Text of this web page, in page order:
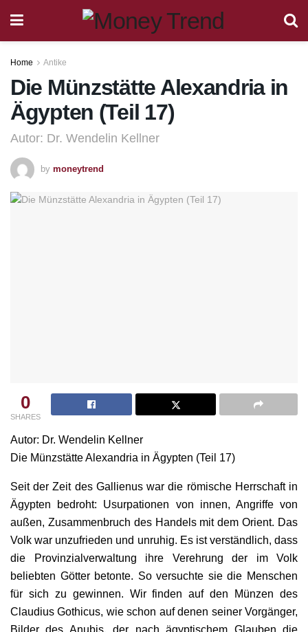
Home Antike
Die Münzstätte Alexandria in
Ägypten (Teil 17)
Autor: Dr. Wendelin Kellner
by moneytrend
0
SHARES
Autor: Dr. Wendelin Kellner
Die Münzstätte Alexandria in Ägypten (Teil 17)
Seit der Zeit des Gallienus war die römische Herrschaft in
Ägypten bedroht: Usurpationen von innen, Angriffe von
außen, Zusammenbruch des Handels mit dem Orient. Das
Volk war unzufrieden und unruhig. Es ist verständlich, dass
die Provinzialverwaltung ihre Verehrung der im Volk
beliebten Götter betonte. So versuchte sie die Menschen
für sich zu gewinnen. Wir finden auf den Münzen des
Claudius Gothicus, wie schon auf denen seiner Vorgänger,